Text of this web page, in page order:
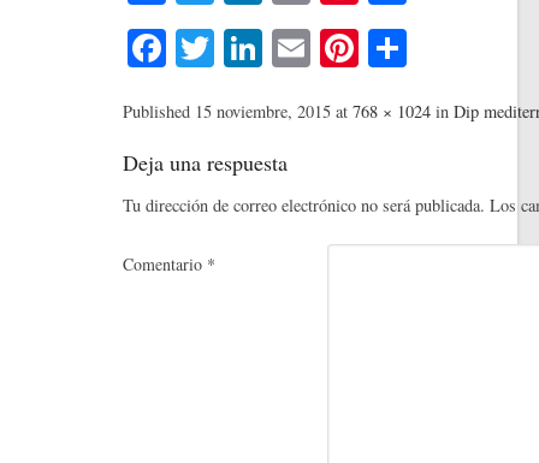
ce
bo
ok
wi
tte
r
nk
ed
In
m
ail
nt
er
es pa
Fa
ce
bo
ok
T
wi
tte
r
Li
nk
ed
In
E
m
ail
Pi
nt
er
t
m
rti
r
Published 15 noviembre, 2015 at 768 × 1024 in Dip
Deja una respuesta
Tu dirección de correo electrónico no será publicada. Los
Comentario *